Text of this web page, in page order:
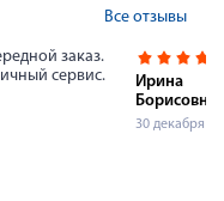
Все отзывы
заказ.
сервис.
Ирина
Борисовна
30 декабря